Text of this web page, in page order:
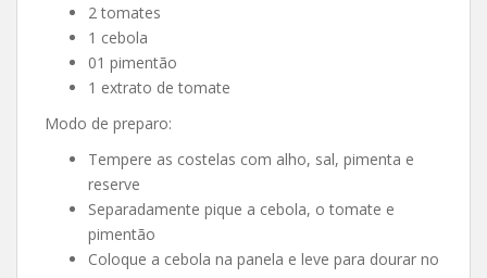
2 tomates
1 cebola
01 pimentão
1 extrato de tomate
Modo de preparo:
Tempere as costelas com alho, sal, pimenta e
reserve
Separadamente pique a cebola, o tomate e
pimentão
Coloque a cebola na panela e leve para dourar no